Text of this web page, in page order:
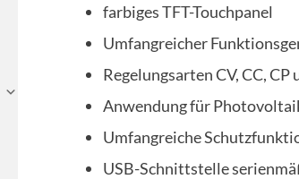
farbiges TFT-Touchpanel
Umfangreicher
Regelungsarten CV, CC, CP
Anwendung für
Umfangreiche
USB-Schnittstelle